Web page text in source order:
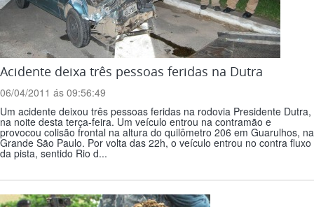
Acidente deixa três pessoas feridas na Dutra
06/04/2011 ás 09:56:49
Um acidente deixou três pessoas feridas na rodovia Presidente Dutra,
na noite desta terça-feira. Um veículo entrou na contramão e
provocou colisão frontal na altura do quilômetro 206 em Guarulhos, na
Grande São Paulo. Por volta das 22h, o veículo entrou no contra fluxo
da pista, sentido Rio d...